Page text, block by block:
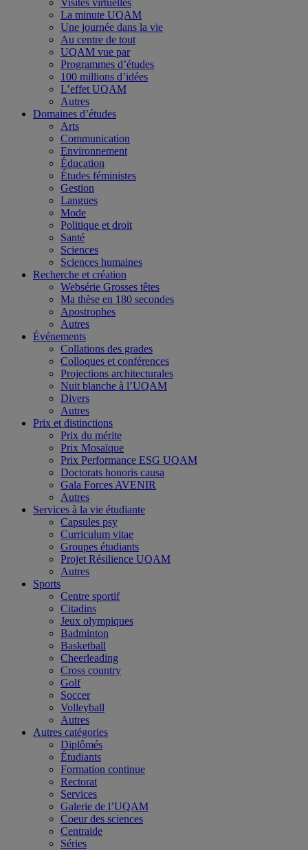
Visites virtuelles
La minute UQAM
Une journée dans la vie
Au centre de tout
UQAM vue par
Programmes d’études
100 millions d’idées
L’effet UQAM
Autres
Domaines d’études
Arts
Communication
Environnement
Éducation
Études féministes
Gestion
Langues
Mode
Politique et droit
Santé
Sciences
Sciences humaines
Recherche et création
Websérie Grosses têtes
Ma thèse en 180 secondes
Apostrophes
Autres
Événements
Collations des grades
Colloques et conférences
Projections architecturales
Nuit blanche à l’UQAM
Divers
Autres
Prix et distinctions
Prix du mérite
Prix Mosaïque
Prix Performance ESG UQAM
Doctorats honoris causa
Gala Forces AVENIR
Autres
Services à la vie étudiante
Capsules psy
Curriculum vitae
Groupes étudiants
Projet Résilience UQAM
Autres
Sports
Centre sportif
Citadins
Jeux olympiques
Badminton
Basketball
Cheerleading
Cross country
Golf
Soccer
Volleyball
Autres
Autres catégories
Diplômés
Étudiants
Formation continue
Rectorat
Services
Galerie de l’UQAM
Coeur des sciences
Centraide
Séries